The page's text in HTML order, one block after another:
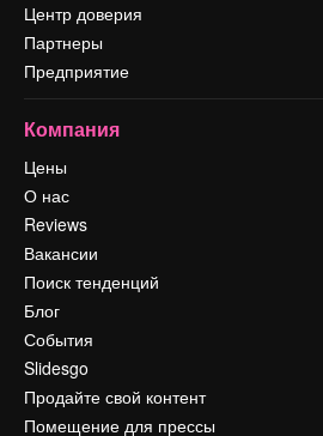
Центр доверия
Партнеры
Предприятие
Компания
Цены
О нас
Reviews
Вакансии
Поиск тенденций
Блог
События
Slidesgo
Продайте свой контент
Помещение для прессы